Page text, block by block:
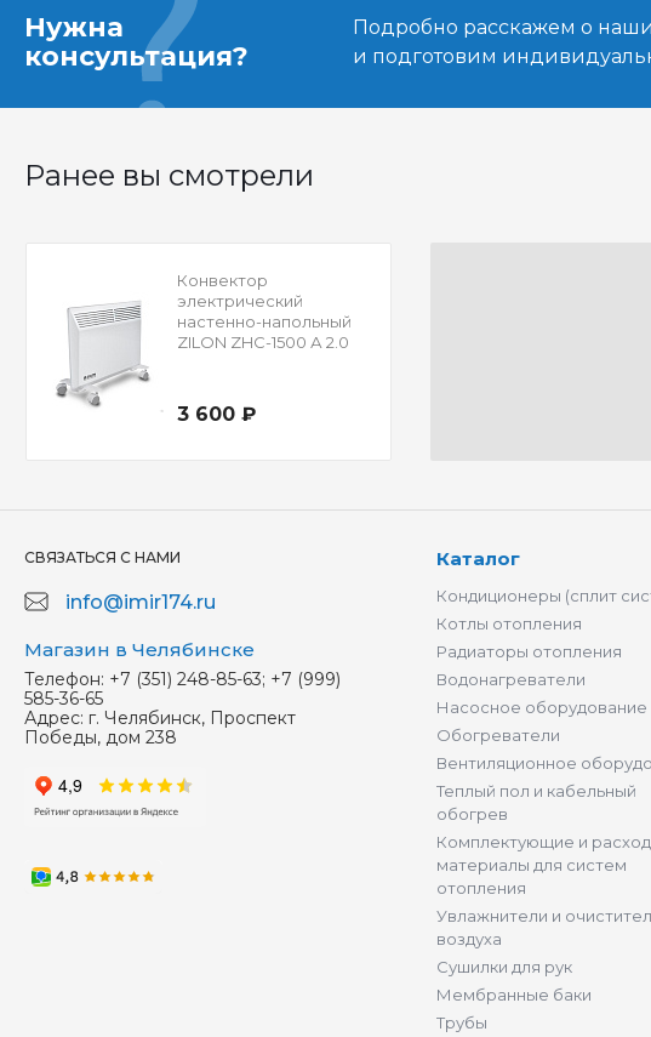
Нужна
консультация?
Подробно расскажем о
и подготовим
Ранее вы смотрели
Конвектор
электрический
настенно-напольный
ZILON ZHC-1500 А 2.0
3 600 ₽
СВЯЗАТЬСЯ С НАМИ
info@imir174.ru
Магазин в Челябинске
Телефон: +7 (351) 248-85-63; +7 (999)
585-36-65
Адрес: г. Челябинск, Проспект
Победы, дом 238
Каталог
Кондиционеры (сплит
Котлы отопления
Радиаторы отопления
Водонагреватели
Насосное оборудование
Обогреватели
Вентиляционное
Теплый пол и кабельный
обогрев
Комплектующие и
материалы для систем
отопления
Увлажнители и
воздуха
Сушилки для рук
Мембранные баки
Трубы